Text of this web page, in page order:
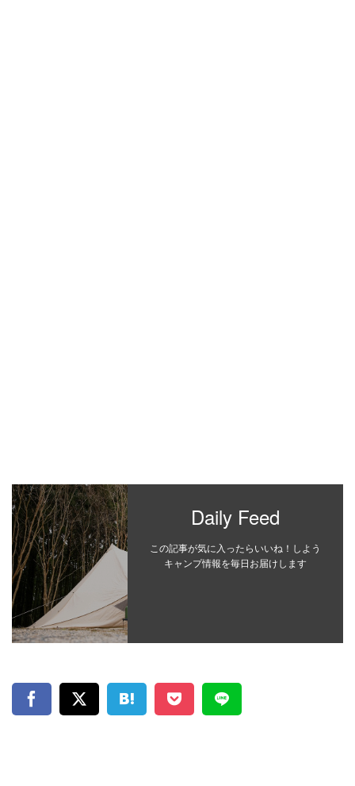
Daily Feed
この記事が気に入ったらいいね！しよう
キャンプ情報を毎日お届けします